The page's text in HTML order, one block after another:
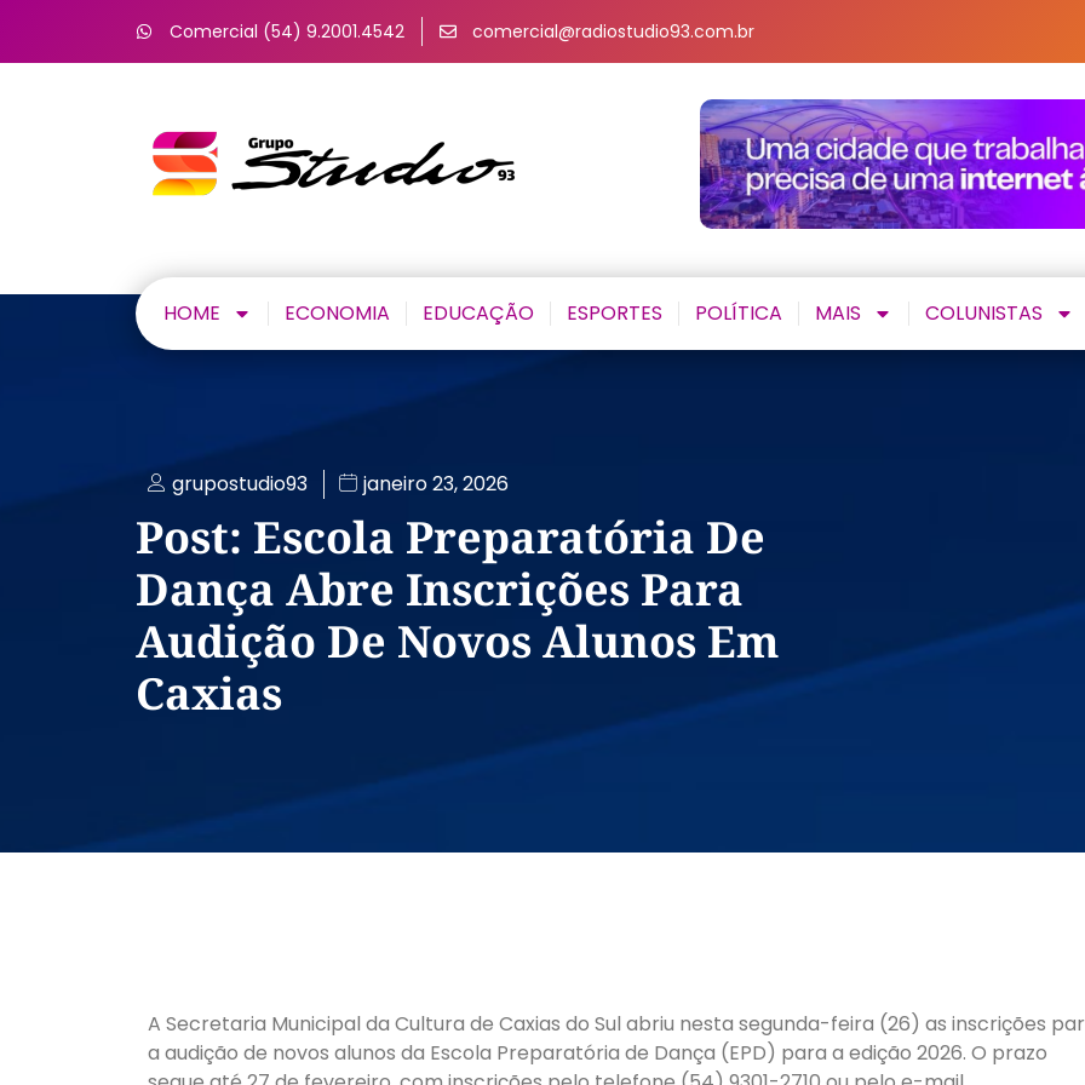
Comercial (54) 9.2001.4542 comercial@radiostudio93.com.br
HOME ECONOMIA EDUCAÇÃO ESPORTES POLÍTICA MAIS COLUNISTAS
grupostudio93 janeiro 23, 2026
Post: Escola Preparatória De
Dança Abre Inscrições Para
Audição De Novos Alunos Em
Caxias
A Secretaria Municipal da Cultura de Caxias do Sul abriu nesta segunda-feira (26) as inscrições
a audição de novos alunos da Escola Preparatória de Dança (EPD) para a edição 2026. O prazo